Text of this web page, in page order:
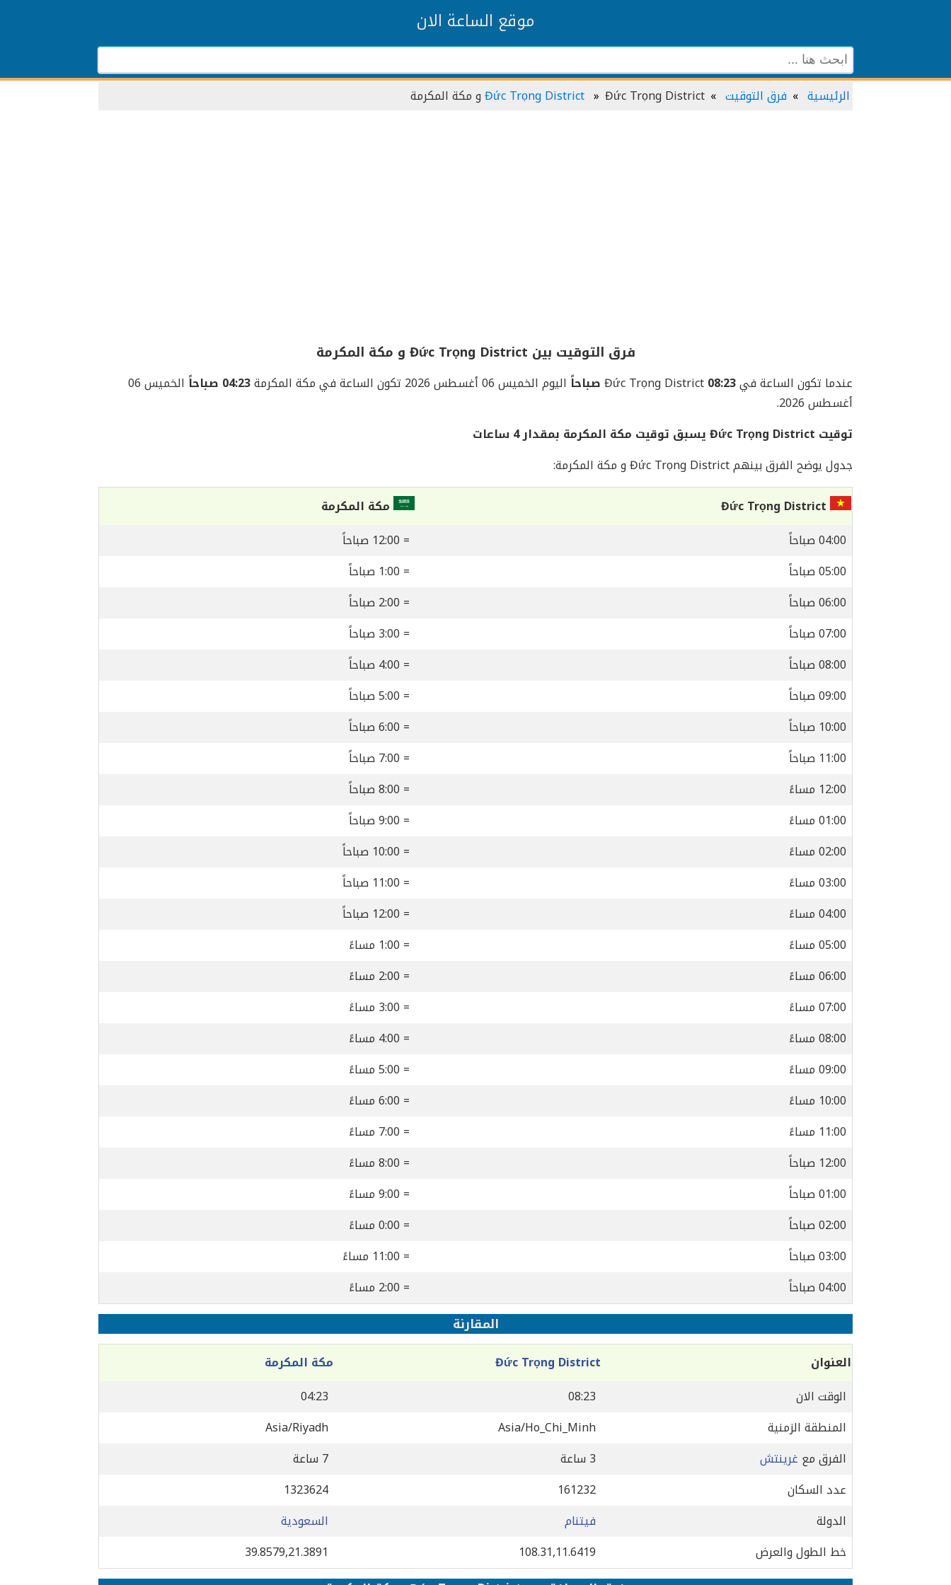
موقع الساعة الان
الرئيسية فرق التوقيت Đức Trọng District Đức Trọng District و مكة المكرمة
فرق التوقيت بين Đức Trọng District و مكة المكرمة
عندما تكون الساعة في Đức Trọng District08:23 صباحاً اليوم الخميس 06 أغسطس 2026 تكون الساعة في مكة المكرمة 04:23 صباحاً
الخميس 06
أغسطس 2026.
توقيت Đức Trọng District يسبق توقيت مكة المكرمة بمقدار 4 ساعات
جدول يوضح الفرق بينهم Đức Trọng District و مكة المكرمة:
مكة المكرمة
04:00 صباحاً
= 12:00 صباحاً
05:00 صباحاً
= 1:00 صباحاً
06:00 صباحاً
= 2:00 صباحاً
07:00 صباحاً
= 3:00 صباحاً
08:00 صباحاً
= 4:00 صباحاً
09:00 صباحاً
= 5:00 صباحاً
10:00 صباحاً
= 6:00 صباحاً
11:00 صباحاً
= 7:00 صباحاً
12:00 مساءً
= 8:00 صباحاً
01:00 مساءً
= 9:00 صباحاً
02:00 مساءً
= 10:00 صباحاً
03:00 مساءً
= 11:00 صباحاً
04:00 مساءً
= 12:00 صباحاً
05:00 مساءً
= 1:00 مساءً
06:00 مساءً
= 2:00 مساءً
07:00 مساءً
= 3:00 مساءً
08:00 مساءً
= 4:00 مساءً
09:00 مساءً
= 5:00 مساءً
10:00 مساءً
= 6:00 مساءً
11:00 مساءً
= 7:00 مساءً
12:00 صباحاً
= 8:00 مساءً
01:00 صباحاً
= 9:00 مساءً
02:00 صباحاً
= 0:00 مساءً
03:00 صباحاً
= 11:00 مساءً
04:00 صباحاً
= 2:00 مساءً
المقارنة
العنوان Đức Trọng District
مكة المكرمة
الوقت الان
08:23
04:23
المنطقة الزمنية
Asia/Ho_Chi_Minh
Asia/Riyadh
الفرق مع غرينتش 3 ساعة
7 ساعة
عدد السكان
161232
1323624
الدولة
فيتنام
السعودية
خط الطول والعرض
108.31,11.6419
39.8579,21.3891